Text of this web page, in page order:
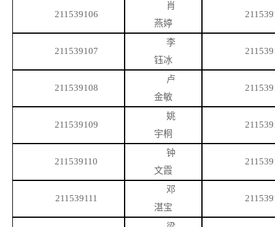
211539106
肖
燕婷
211539107
李
钰冰
211539108
卢
金敏
211539109
姚
宇桐
211539110
钟
文霞
211539111
邓
湛宝